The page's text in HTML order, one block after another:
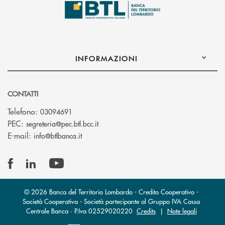
INFORMAZIONI
CONTATTI
Telefono: 03094691
PEC: segreteria@pec.btl.bcc.it(si apre l’app di posta elettronica)
E-mail: info@btlbanca.it(si apre l’app di posta elettronica)
© 2026 Banca del Territorio Lombardo - Credito Cooperativo -
Società Cooperativa - Società partecipante al Gruppo IVA Cassa
Centrale Banca · P.Iva 02529020220 Credits| Note legali